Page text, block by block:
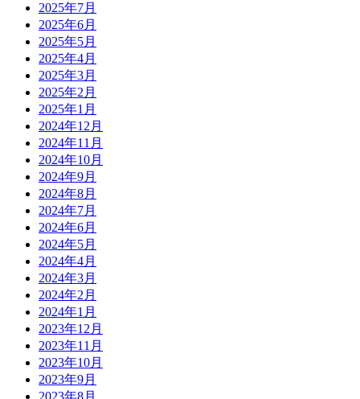
2025年7月
2025年6月
2025年5月
2025年4月
2025年3月
2025年2月
2025年1月
2024年12月
2024年11月
2024年10月
2024年9月
2024年8月
2024年7月
2024年6月
2024年5月
2024年4月
2024年3月
2024年2月
2024年1月
2023年12月
2023年11月
2023年10月
2023年9月
2023年8月